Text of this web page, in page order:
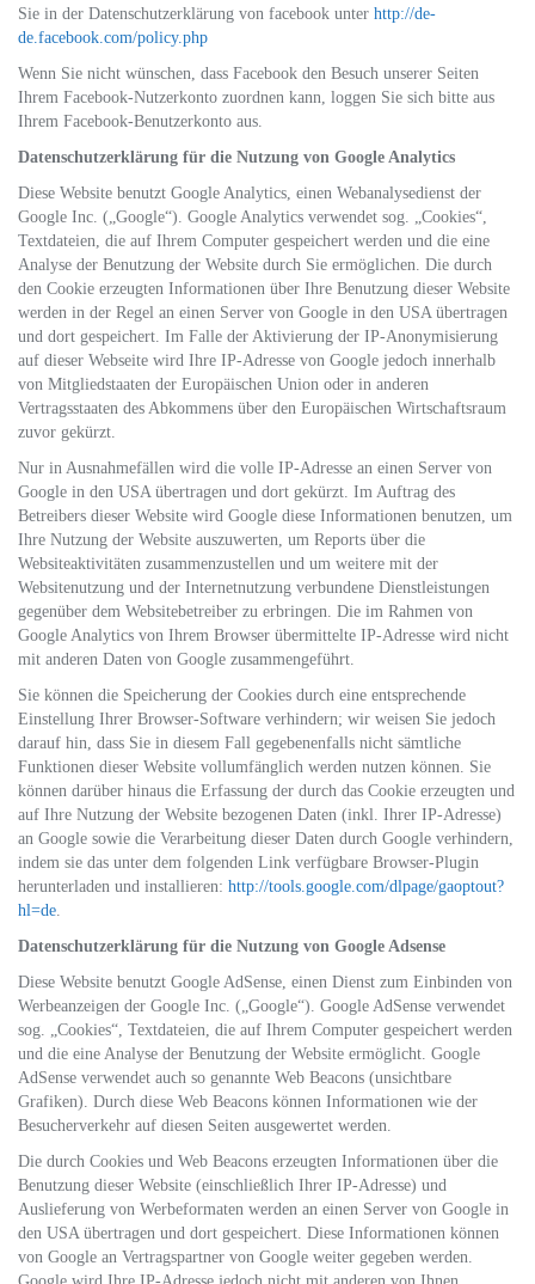
Sie in der Datenschutzerklärung von facebook unter http://de-
de.facebook.com/policy.php
Wenn Sie nicht wünschen, dass Facebook den Besuch unserer Seiten
Ihrem Facebook-Nutzerkonto zuordnen kann, loggen Sie sich bitte aus
Ihrem Facebook-Benutzerkonto aus.
Datenschutzerklärung für die Nutzung von Google Analytics
Diese Website benutzt Google Analytics, einen Webanalysedienst der
Google Inc. („Google“). Google Analytics verwendet sog. „Cookies“,
Textdateien, die auf Ihrem Computer gespeichert werden und die eine
Analyse der Benutzung der Website durch Sie ermöglichen. Die durch
den Cookie erzeugten Informationen über Ihre Benutzung dieser Website
werden in der Regel an einen Server von Google in den USA übertragen
und dort gespeichert. Im Falle der Aktivierung der IP-Anonymisierung
auf dieser Webseite wird Ihre IP-Adresse von Google jedoch innerhalb
von Mitgliedstaaten der Europäischen Union oder in anderen
Vertragsstaaten des Abkommens über den Europäischen Wirtschaftsraum
zuvor gekürzt.
Nur in Ausnahmefällen wird die volle IP-Adresse an einen Server von
Google in den USA übertragen und dort gekürzt. Im Auftrag des
Betreibers dieser Website wird Google diese Informationen benutzen, um
Ihre Nutzung der Website auszuwerten, um Reports über die
Websiteaktivitäten zusammenzustellen und um weitere mit der
Websitenutzung und der Internetnutzung verbundene Dienstleistungen
gegenüber dem Websitebetreiber zu erbringen. Die im Rahmen von
Google Analytics von Ihrem Browser übermittelte IP-Adresse wird nicht
mit anderen Daten von Google zusammengeführt.
Sie können die Speicherung der Cookies durch eine entsprechende
Einstellung Ihrer Browser-Software verhindern; wir weisen Sie jedoch
darauf hin, dass Sie in diesem Fall gegebenenfalls nicht sämtliche
Funktionen dieser Website vollumfänglich werden nutzen können. Sie
können darüber hinaus die Erfassung der durch das Cookie erzeugten und
auf Ihre Nutzung der Website bezogenen Daten (inkl. Ihrer IP-Adresse)
an Google sowie die Verarbeitung dieser Daten durch Google verhindern,
indem sie das unter dem folgenden Link verfügbare Browser-Plugin
herunterladen und installieren: http://tools.google.com/dlpage/gaoptout?
hl=de.
Datenschutzerklärung für die Nutzung von Google Adsense
Diese Website benutzt Google AdSense, einen Dienst zum Einbinden von
Werbeanzeigen der Google Inc. („Google“). Google AdSense verwendet
sog. „Cookies“, Textdateien, die auf Ihrem Computer gespeichert werden
und die eine Analyse der Benutzung der Website ermöglicht. Google
AdSense verwendet auch so genannte Web Beacons (unsichtbare
Grafiken). Durch diese Web Beacons können Informationen wie der
Besucherverkehr auf diesen Seiten ausgewertet werden.
Die durch Cookies und Web Beacons erzeugten Informationen über die
Benutzung dieser Website (einschließlich Ihrer IP-Adresse) und
Auslieferung von Werbeformaten werden an einen Server von Google in
den USA übertragen und dort gespeichert. Diese Informationen können
von Google an Vertragspartner von Google weiter gegeben werden.